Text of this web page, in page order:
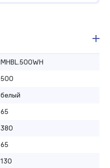
MHBL.500WH
500
белый
65
380
65
130